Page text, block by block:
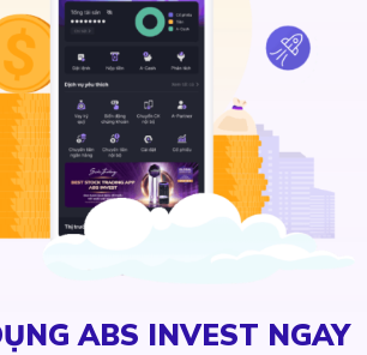
ABS INVEST NGAY